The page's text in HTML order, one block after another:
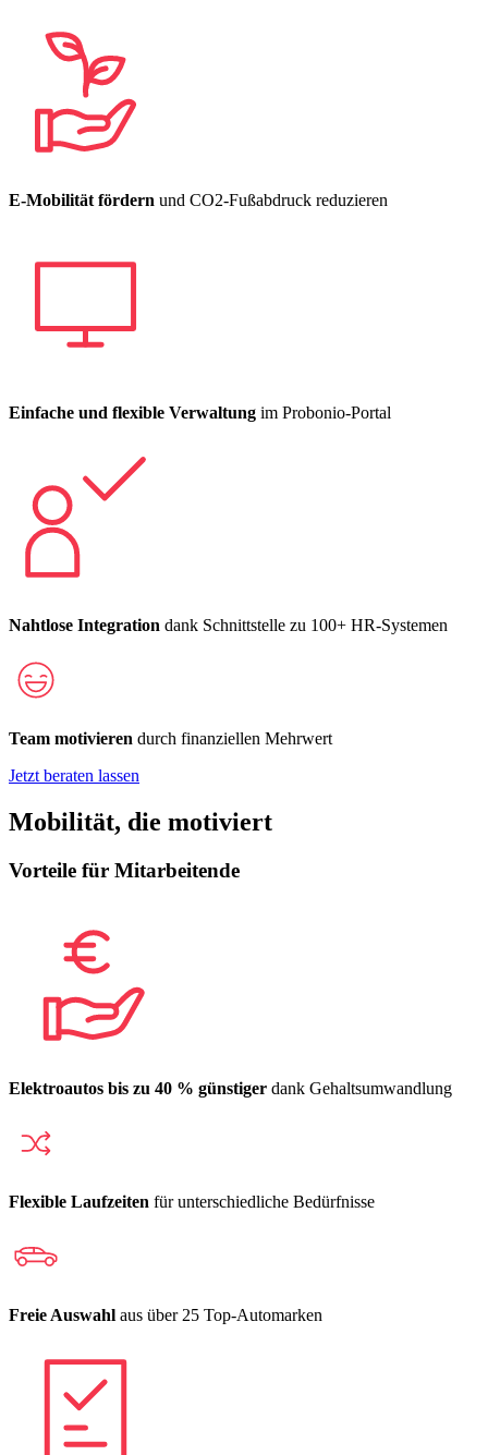
E-Mobilität fördern und CO2-Fußabdruck reduzieren
Einfache und flexible Verwaltung im Probonio-Portal
Nahtlose Integration dank Schnittstelle zu 100+ HR-Systemen
Team motivieren durch finanziellen Mehrwert
Jetzt beraten lassen
Mobilität, die motiviert
Vorteile für Mitarbeitende
Elektroautos bis zu 40 % günstiger dank Gehaltsumwandlung
Flexible Laufzeiten für unterschiedliche Bedürfnisse
Freie Auswahl aus über 25 Top-Automarken